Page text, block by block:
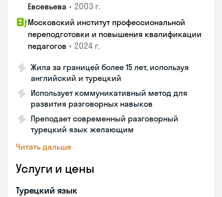
Евсевьева • 2003 г.
Московский институт профессиональной
переподготовки и повышения квалификации
педагогов • 2024 г.
Жила за границей более 15 лет, используя
английский и турецкий
Использует коммуникативный метод для
развития разговорных навыков
Преподает современный разговорный
турецкий язык желающим
Читать дальше
Услуги и цены
Турецкий язык